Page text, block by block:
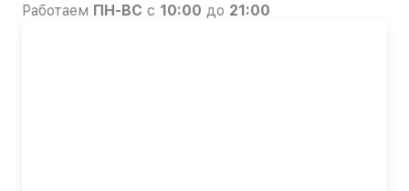
Работаем ПН-ВС с 10:00 до 21:00